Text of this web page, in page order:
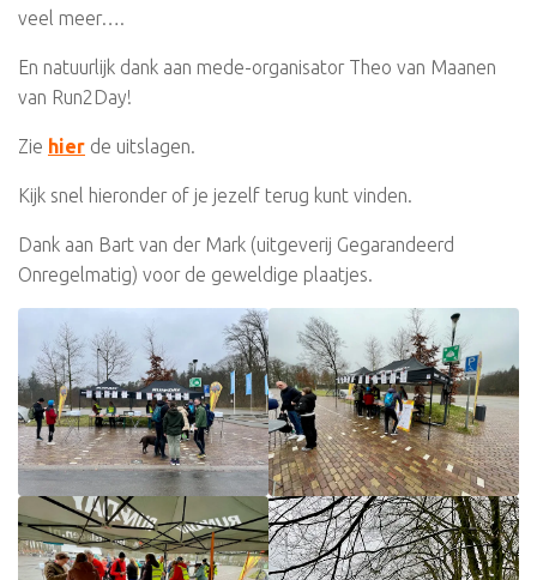
veel meer….
En natuurlijk dank aan mede-organisator Theo van Maanen
van Run2Day!
Zie hier de uitslagen.
Kijk snel hieronder of je jezelf terug kunt vinden.
Dank aan Bart van der Mark (uitgeverij Gegarandeerd
Onregelmatig) voor de geweldige plaatjes.